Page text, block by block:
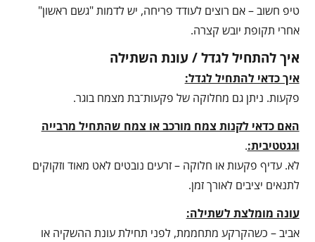
טיפ חשוב – אם רוצים לעודד פריחה, יש לדמות "גשם ראשון"
אחרי תקופת יובש קצרה.
איך להתחיל לגדל / עונת השתילה
איך כדאי להתחיל לגדל:
פקעות. ניתן גם מחלוקה של פקעות־בת מצמח בוגר.
האם כדאי לקנות צמח מורכב או צמח שהתחיל מרבייה
וגגטטיבית:.
לא. עדיף פקעות או חלוקה – זרעים נובטים לאט מאוד וזקוקים
לתנאים יציבים לאורך זמן.
עונה מומלצת לשתילה:
אביב – כשהקרקע מתחממת, לפני תחילת עונת ההשקיה או